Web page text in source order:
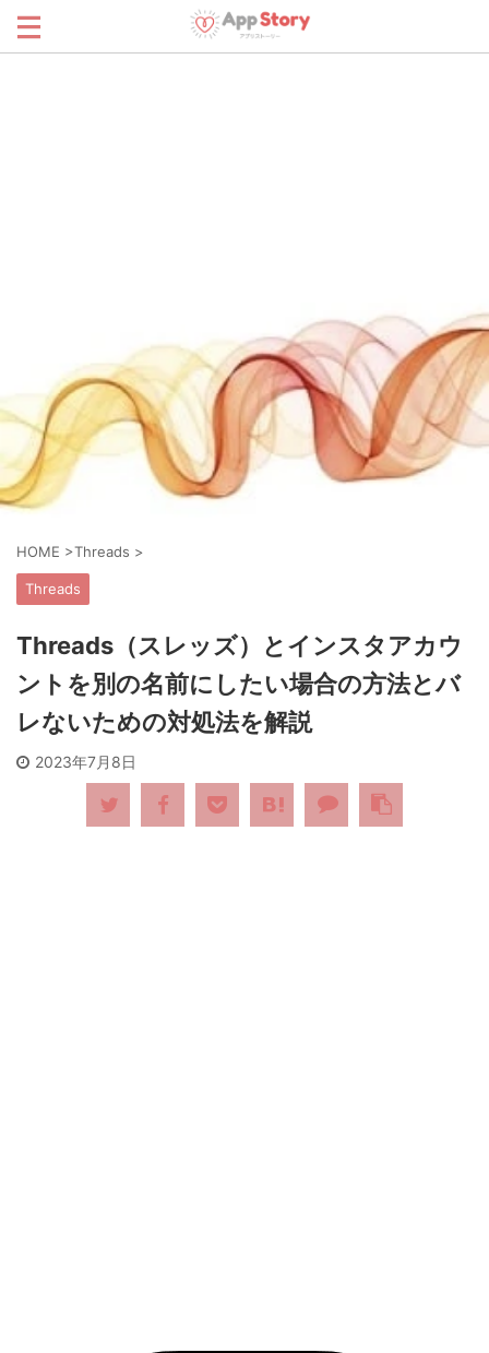
HOME >Threads >
Threads
Threads（スレッズ）とインスタアカウ
ントを別の名前にしたい場合の方法とバ
レないための対処法を解説
2023年7月8日